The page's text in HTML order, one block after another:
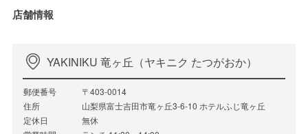
店舗情報
YAKINIKU 竜ヶ丘（ヤキニク たつがおか）
郵便番号
〒403-0014
住所
山梨県富士吉田市竜ヶ丘3-6-10 ホテルふじ竜ヶ丘
定休日
無休